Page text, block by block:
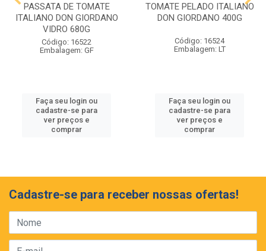
PASSATA DE TOMATE
ITALIANO DON GIORDANO
VIDRO 680G
Código: 16522
Embalagem: GF
Faça seu login ou
cadastre-se para
ver preços e
comprar
TOMATE PELADO ITALIANO
DON GIORDANO 400G
Código: 16524
Embalagem: LT
Faça seu login ou
cadastre-se para
ver preços e
comprar
Cadastre-se para receber nossas ofertas!